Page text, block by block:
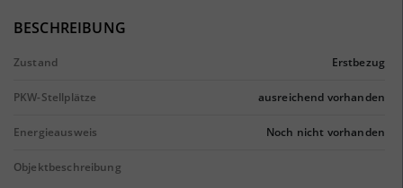
BESCHREIBUNG
Zustand Erstbezug
PKW-Stellplätze ausreichend vorhanden
Energieausweis Noch nicht vorhanden
Objektbeschreibung